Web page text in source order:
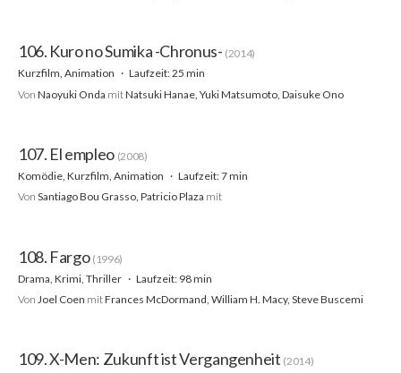
106. Kuro no Sumika -Chronus- (2014)
Kurzfilm, Animation
Laufzeit: 25 min
Von Naoyuki Onda mitNatsuki Hanae, Yuki Matsumoto, Daisuke Ono
107. El empleo (2008)
Komödie, Kurzfilm, Animation
Laufzeit: 7 min
Von Santiago Bou Grasso, Patricio Plaza mit
108. Fargo (1996)
Drama, Krimi, Thriller
Laufzeit: 98 min
Von Joel Coen mitFrances McDormand, William H. Macy, Steve Buscemi
109. X-Men: Zukunft ist Vergangenheit (2014)